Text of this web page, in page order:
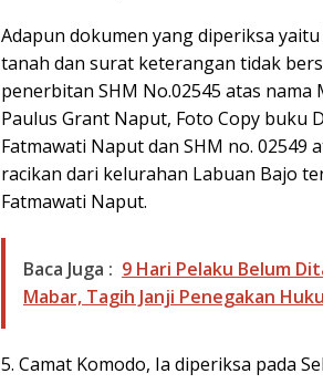
Adapun dokumen yang diperiksa
tanah dan surat keterangan tidak
penerbitan SHM No.02545 atas nama
Paulus Grant Naput, Foto Copy buku
Fatmawati Naput dan SHM no. 02549
racikan dari kelurahan Labuan Bajo
Fatmawati Naput.
Baca Juga : 9 Hari Pelaku Belum
Mabar, Tagih Janji Penegakan
5. Camat Komodo, Ia diperiksa pada